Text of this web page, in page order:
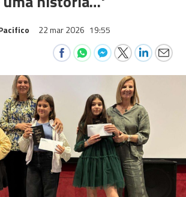
22 mar 2026 19:55